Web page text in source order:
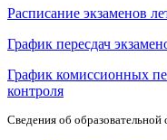
Расписание экзаменов
График пересдач
График комиссионных
контроля
Сведения об образовательной